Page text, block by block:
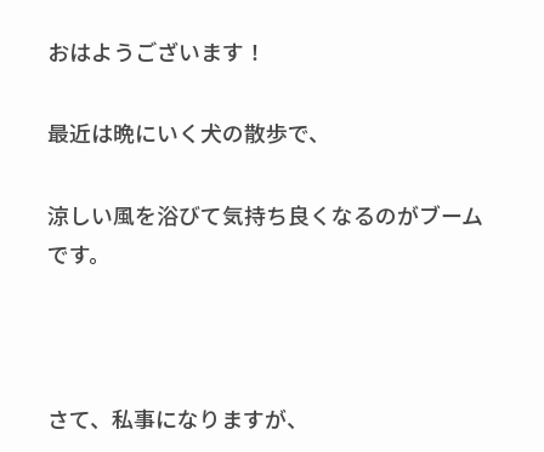
おはようございます！
最近は晩にいく犬の散歩で、
涼しい風を浴びて気持ち良くなるのがブーム
です。
さて、私事になりますが、